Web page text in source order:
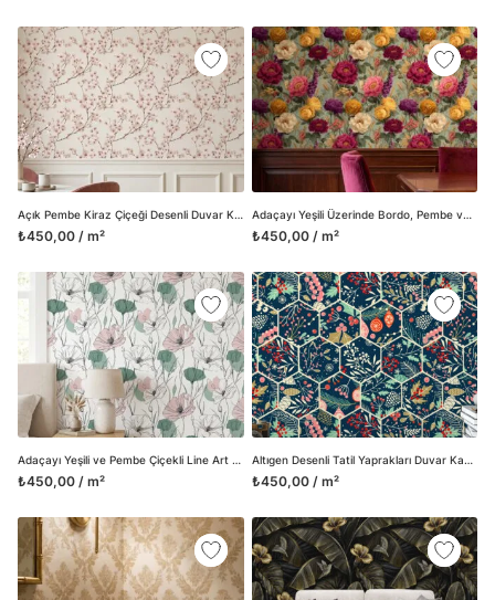
Açık Pembe Kiraz Çiçeği Desenli Duvar Kağıdı, Japon Stili Zarif Bahar Dalları Duvar Posteri
₺450,00 / m²
Adaçayı Yeşili Üzerinde Bordo, Pembe ve Sarı Çiçekli Vintage Duvar Kağıdı, Romantik Botanik Desenli Duvar Posteri
₺450,00 / m²
Adaçayı Yeşili ve Pembe Çiçekli Line Art Duvar Kağıdı, Minimalist Botanik Desenli Duvar Posteri
₺450,00 / m²
Altıgen Desenli Tatil Yaprakları Duvar Kağıdı, Geometrik Botanik Mozaik Duvar Posteri
₺450,00 / m²